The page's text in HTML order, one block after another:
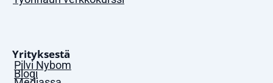
Yrityksestä
Pilvi Nybom
Blogi